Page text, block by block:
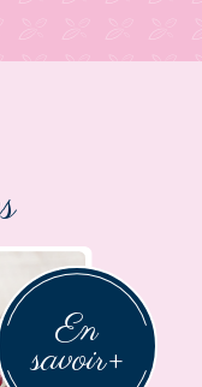
En
savoir+